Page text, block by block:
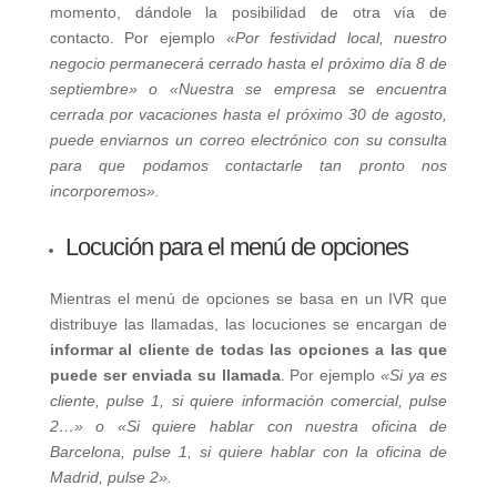
momento, dándole la posibilidad de otra vía de
contacto. Por ejemplo «Por festividad local, nuestro
negocio permanecerá cerrado hasta el próximo día 8 de
septiembre» o «Nuestra se empresa se encuentra
cerrada por vacaciones hasta el próximo 30 de agosto,
puede enviarnos un correo electrónico con su consulta
para que podamos contactarle tan pronto nos
incorporemos».
Locución para el menú de opciones
Mientras el menú de opciones se basa en un IVR que
distribuye las llamadas, las locuciones se encargan de
informar al cliente de todas las opciones a las que
puede ser enviada su llamada. Por ejemplo«Si ya es
cliente, pulse 1, si quiere información comercial, pulse
2…» o «Si quiere hablar con nuestra oficina de
Barcelona, pulse 1, si quiere hablar con la oficina de
Madrid, pulse 2».